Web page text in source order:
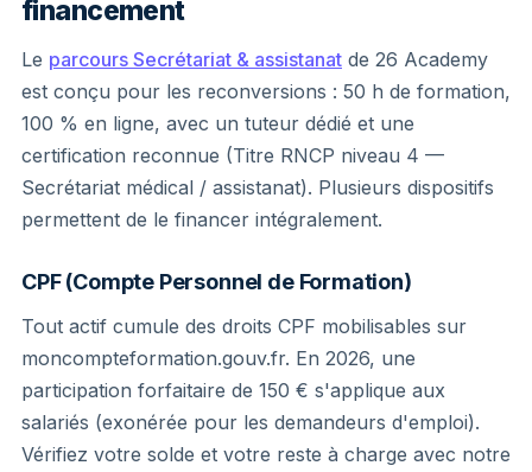
financement
Le parcours Secrétariat & assistanat de 26 Academy
est conçu pour les reconversions : 50 h de formation,
100 % en ligne, avec un tuteur dédié et une
certification reconnue (Titre RNCP niveau 4 —
Secrétariat médical / assistanat). Plusieurs dispositifs
permettent de le financer intégralement.
CPF (Compte Personnel de Formation)
Tout actif cumule des droits CPF mobilisables sur
moncompteformation.gouv.fr. En 2026, une
participation forfaitaire de 150 € s'applique aux
salariés (exonérée pour les demandeurs d'emploi).
Vérifiez votre solde et votre reste à charge avec notre